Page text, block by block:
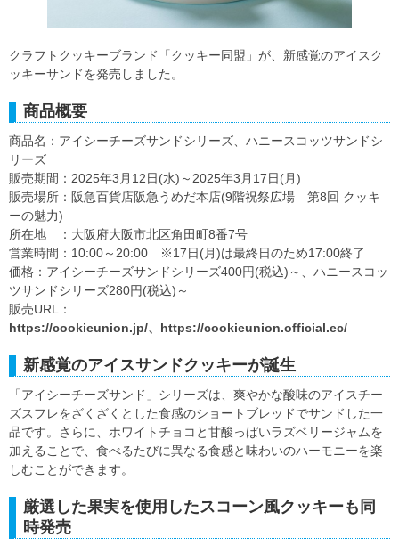
クラフトクッキーブランド「クッキー同盟」が、新感覚のアイスク
ッキーサンドを発売しました。
商品概要
商品名：アイシーチーズサンドシリーズ、ハニースコッツサンドシ
リーズ
販売期間：2025年3月12日(水)～2025年3月17日(月)
販売場所：阪急百貨店阪急うめだ本店(9階祝祭広場 第8回 クッキ
ーの魅力)
所在地 ：大阪府大阪市北区角田町8番7号
営業時間：10:00～20:00 ※17日(月)は最終日のため17:00終了
価格：アイシーチーズサンドシリーズ400円(税込)～、ハニースコッ
ツサンドシリーズ280円(税込)～
販売URL：
https://cookieunion.jp/、https://cookieunion.official.ec/
新感覚のアイスサンドクッキーが誕生
「アイシーチーズサンド」シリーズは、爽やかな酸味のアイスチー
ズスフレをざくざくとした食感のショートブレッドでサンドした一
品です。さらに、ホワイトチョコと甘酸っぱいラズベリージャムを
加えることで、食べるたびに異なる食感と味わいのハーモニーを楽
しむことができます。
厳選した果実を使用したスコーン風クッキーも同
時発売